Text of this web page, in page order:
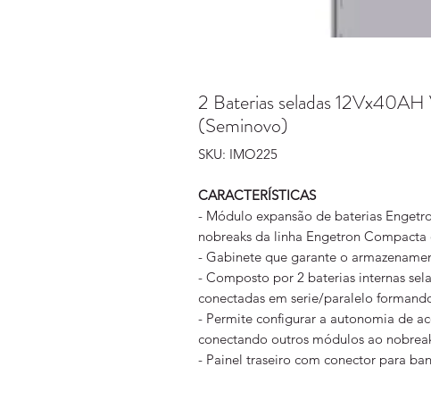
2 Baterias seladas
(Seminovo)
SKU: IMO225
CARACTERÍSTICAS
- Módulo expansão de baterias
nobreaks da linha Engetron Compacta
- Gabinete que garante o
- Composto por 2 baterias internas
conectadas em serie/paralelo
- Permite configurar a autonomia de
conectando outros módulos ao
- Painel traseiro com conector para